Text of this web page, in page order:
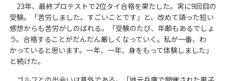
23年、最終プロテストで2位タイ合格を果たした。実に9回目の
受験。「苦労しました。すごいことです」と、改めて語った短い
感想からも苦労がしのばれる。「受験のたび、年齢もあるでしょ
う。合格することがだんだん厳しくなっていく。私が一番、わ
かっていると思います。一年、一年、身をもって体験しました」
と続けた。